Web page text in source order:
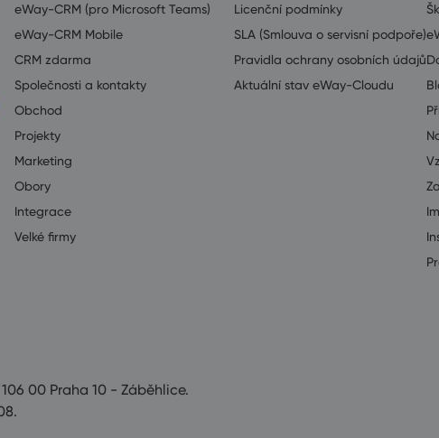
eWay-CRM (pro Microsoft Teams)
eWay-CRM Mobile
CRM zdarma
Společnosti a kontakty
Obchod
Projekty
Marketing
Obory
Integrace
Velké firmy
Licenční podmínky
SLA (Smlouva o servisní podpoře)
Pravidla ochrany osobních údajů
Aktuální stav eWay-Cloudu
00 Praha 10 - Záběhlice.